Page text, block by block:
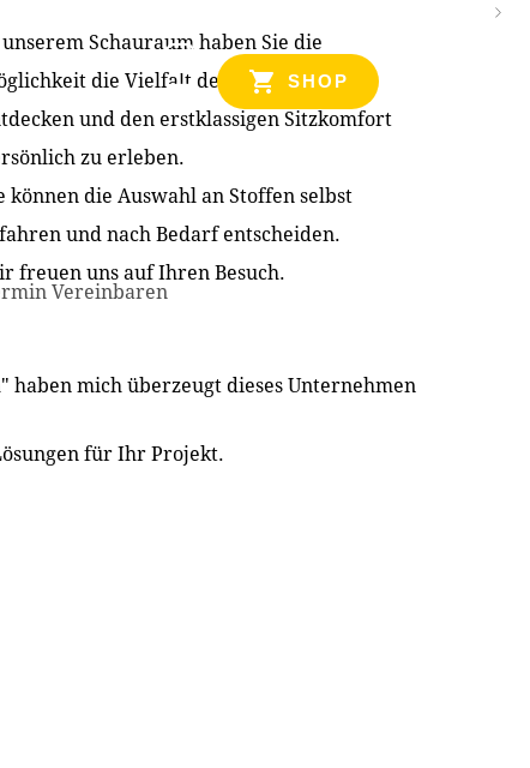
SHOP
Schauraum haben Sie die
die Vielfalt der Produkte zu
und den erstklassigen Sitzkomfort
zu erleben.
können die Auswahl an Stoffen selbst
und nach Bedarf entscheiden.
freuen uns auf Ihren Besuch.
Vereinbaren
mich überzeugt dieses Unternehmen
für Ihr Projekt.